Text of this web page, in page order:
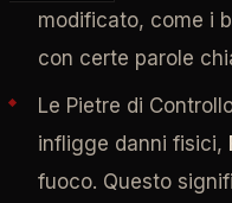
modificato, come i
con certe parole
Le Pietre di
infligge danni fisici,
fuoco. Questo